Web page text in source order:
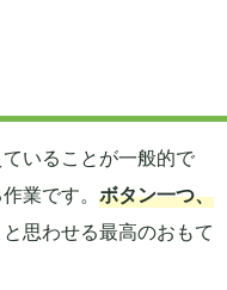
いることが一般的で
業です。 ボタン一つ、
思わせる最高のおもて